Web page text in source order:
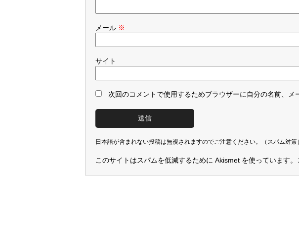
メール ※
サイト
次回のコメントで使用するためブラウザーに自分の名前、メ
日本語が含まれない投稿は無視されますのでご注意ください。（スパム対策）
このサイトはスパムを低減するために Akismet を使っています。